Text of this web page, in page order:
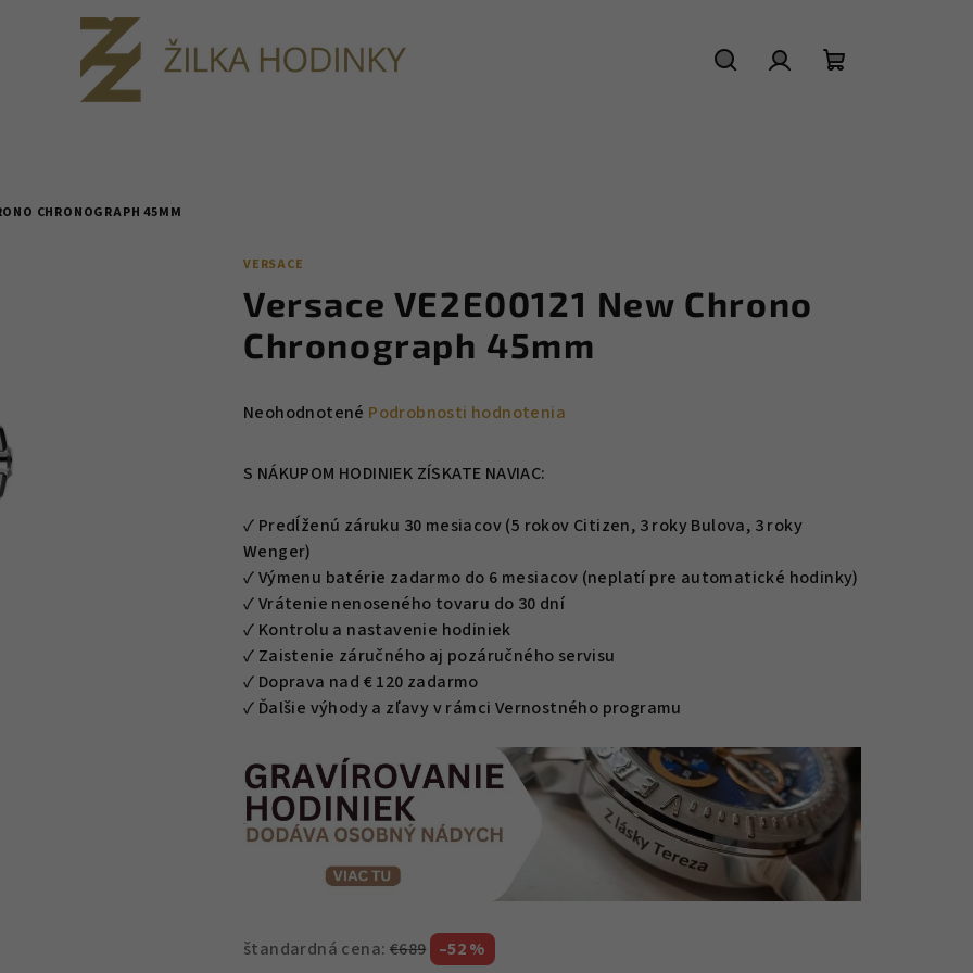
CHRONOGRAPH 45MM
VERSACE
Versace VE2E00121 New Chrono
Chronograph 45mm
Priemerné
produktu
0,0
z
5
hviezdičiek.
Neohodnotené Podrobnosti hodnotenia
S NÁKUPOM HODINIEK ZÍSKATE NAVIAC:
✓ Predĺženú záruku 30 mesiacov (5 rokov Citizen, 3 roky Bulova, 3 roky
Wenger)
✓ Výmenu batérie zadarmo do 6 mesiacov (neplatí pre automatické hodinky)
✓ Vrátenie nenoseného tovaru do 30 dní
✓ Kontrolu a nastavenie hodiniek
✓ Zaistenie záručného aj pozáručného servisu
✓ Doprava nad € 120 zadarmo
✓ Ďalšie výhody a zľavy v rámci Vernostného programu
štandardná cena: €689 –52 %